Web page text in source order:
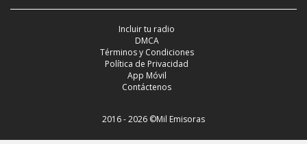
Incluir tu radio
DMCA
Términos y Condiciones
Política de Privacidad
App Móvil
Contáctenos
2016 - 2026 ©Mil Emisoras